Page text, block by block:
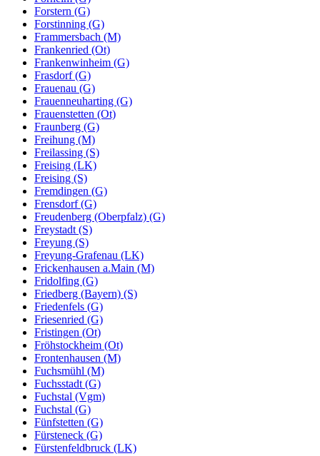
Forstern (G)
Forstinning (G)
Frammersbach (M)
Frankenried (Ot)
Frankenwinheim (G)
Frasdorf (G)
Frauenau (G)
Frauenneuharting (G)
Frauenstetten (Ot)
Fraunberg (G)
Freihung (M)
Freilassing (S)
Freising (LK)
Freising (S)
Fremdingen (G)
Frensdorf (G)
Freudenberg (Oberpfalz) (G)
Freystadt (S)
Freyung (S)
Freyung-Grafenau (LK)
Frickenhausen a.Main (M)
Fridolfing (G)
Friedberg (Bayern) (S)
Friedenfels (G)
Friesenried (G)
Fristingen (Ot)
Fröhstockheim (Ot)
Frontenhausen (M)
Fuchsmühl (M)
Fuchsstadt (G)
Fuchstal (Vgm)
Fuchstal (G)
Fünfstetten (G)
Fürsteneck (G)
Fürstenfeldbruck (LK)